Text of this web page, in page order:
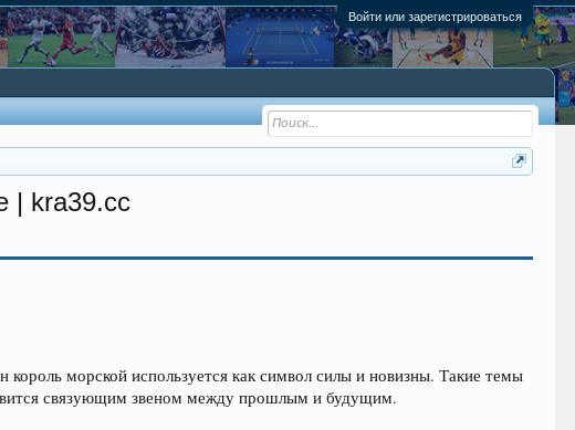
Войти или зарегистрироваться
| kra39.cc
морской используется как символ силы и новизны. Такие темы
связующим звеном между прошлым и будущим.